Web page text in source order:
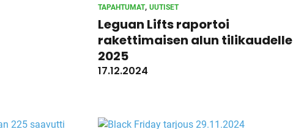
TAPAHTUMAT, UUTISET
Leguan Lifts raportoi
rakettimaisen alun tilikaudelle
2025
17.12.2024